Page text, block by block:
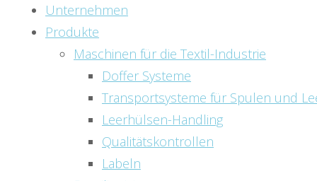
Unternehmen
Produkte
Maschinen für die Textil-Industrie
Doffer Systeme
Transportsysteme für Spulen und
Leerhülsen-Handling
Qualitätskontrollen
Labeln